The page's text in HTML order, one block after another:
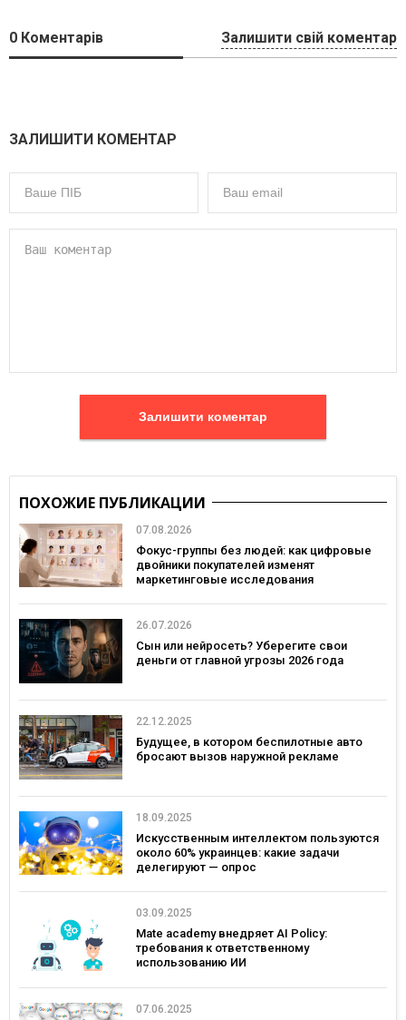
0 Коментарів Залишити свій коментар
ЗАЛИШИТИ КОМЕНТАР
Залишити коментар
ПОХОЖИЕ ПУБЛИКАЦИИ
07.08.2026
Фокус-группы без людей: как цифровые
двойники покупателей изменят
маркетинговые исследования
26.07.2026
Сын или нейросеть? Уберегите свои
деньги от главной угрозы 2026 года
22.12.2025
Будущее, в котором беспилотные авто
бросают вызов наружной рекламе
18.09.2025
Искусственным интеллектом пользуются
около 60% украинцев: какие задачи
делегируют — опрос
03.09.2025
Mate academy внедряет AI Policy:
требования к ответственному
использованию ИИ
07.06.2025